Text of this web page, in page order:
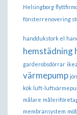
Helsingborg
fönsterrenovering
handdukstork el
hemstädning
garderobsdörrar
värmepump
kök luft-
målare
membransystem